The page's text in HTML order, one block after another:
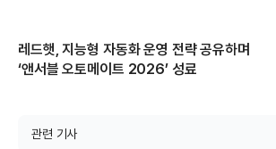
레드햇, 지능형 자동화 운영 전략 공유하며
‘앤서블 오토메이트 2026’ 성료
관련 기사